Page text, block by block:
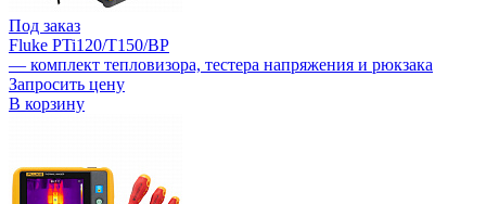
Под заказ
Fluke PTi120/T150/BP
— комплект тепловизора, тестера напряжения и рюкзака
Запросить цену
В корзину